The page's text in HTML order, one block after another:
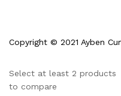
Copyright © 2021 Ayben
Select at least 2 products
to compare